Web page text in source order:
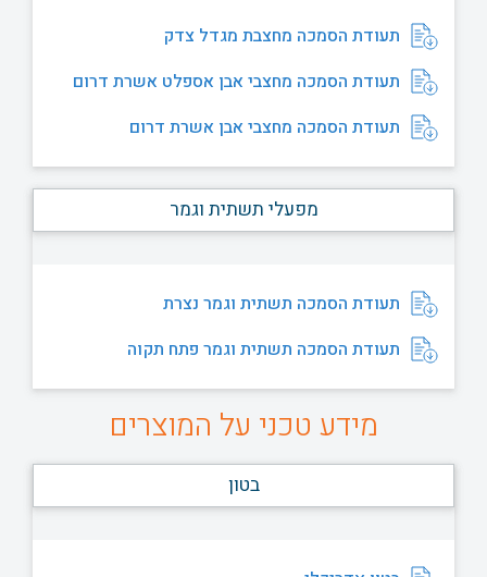
תעודת הסמכה מחצבת מגדל צדק
תעודת הסמכה מחצבי אבן אספלט אשרת דרום
תעודת הסמכה מחצבי אבן אשרת דרום
מפעלי תשתית וגמר
תעודת הסמכה תשתית וגמר נצרת
תעודת הסמכה תשתית וגמר פתח תקוה
מידע טכני על המוצרים
בטון